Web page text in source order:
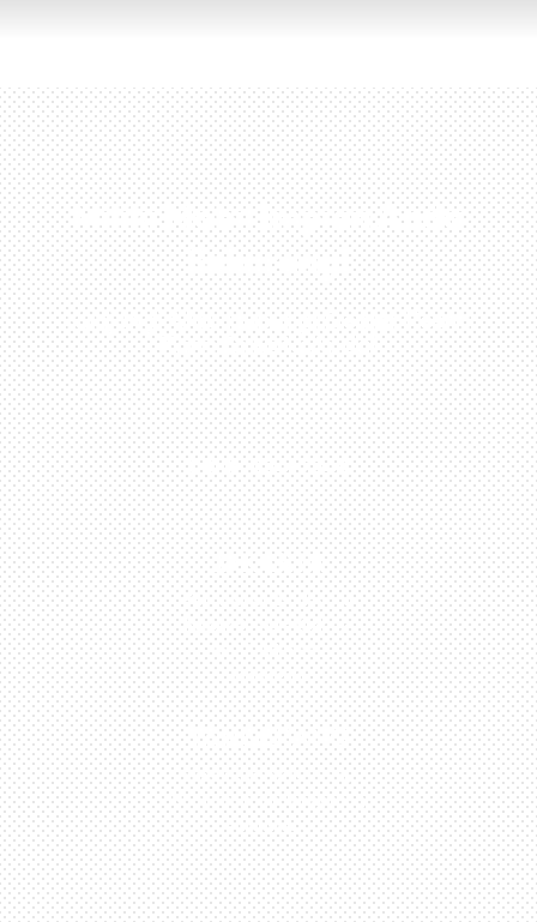
Miliki Mobil Impian Anda
Sekarang!
Kunjungi Atau Hubungi Dealer Resmi
Kami Di Kota Anda!
0813-1054-7548
JAKARTA
Perumahan Boulevard
Taman Surya 3 Blok h2,
No.27, Jakarta –
Indonesia
TANGERANG
Husein Sastra Negara,
No.8 Jurumudi Tangerang
– Indonesia